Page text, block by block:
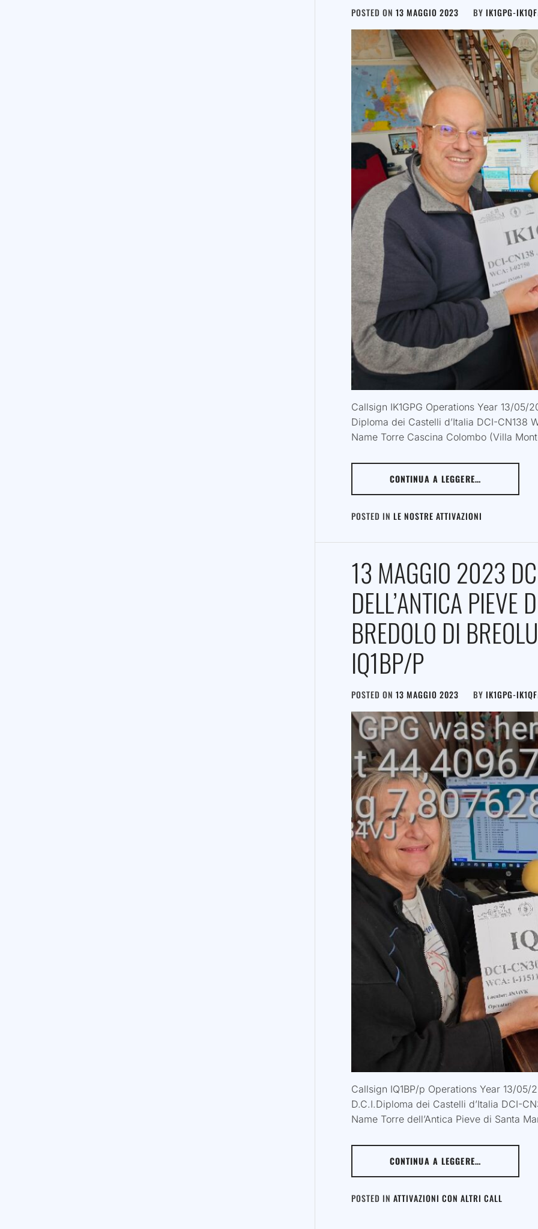
POSTED ON 13 MAGGIO 2023 BY IK1GPG-
Callsign IK1GPG Operations Year 13/05/
Diploma dei Castelli d’Italia DCI-CN138
Name Torre Cascina Colombo (Villa
CONTINUA A LEGGERE…
POSTED IN LE NOSTRE ATTIVAZIONI
13 MAGGIO 2023
DELL’ANTICA PIEVE
BREDOLO DI
IQ1BP/P
POSTED ON 13 MAGGIO 2023 BY IK1GPG-
Callsign IQ1BP/p Operations Year 13/05/
D.C.I.Diploma dei Castelli d’Italia DCI-
Name Torre dell’Antica Pieve di Santa
CONTINUA A LEGGERE…
POSTED IN ATTIVAZIONI CON ALTRI CALL